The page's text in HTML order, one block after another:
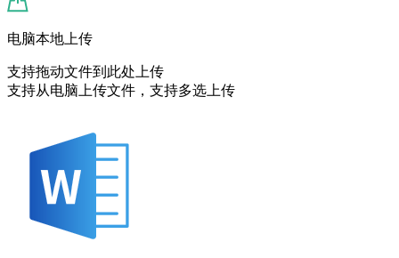
电脑本地上传
支持拖动文件到此处上传
支持从电脑上传文件，支持多选上传